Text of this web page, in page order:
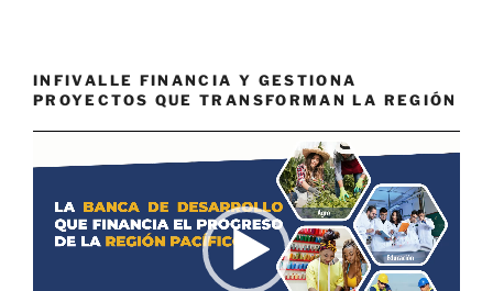
INFIVALLE FINANCIA Y GESTIONA
PROYECTOS QUE TRANSFORMAN LA REGIÓN
de